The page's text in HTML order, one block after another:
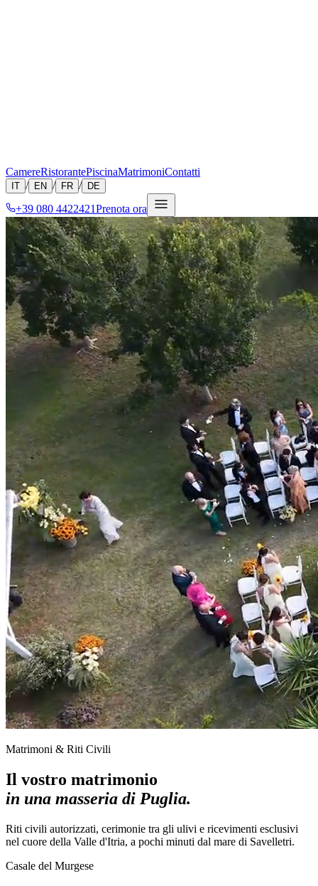
CamereRistorantePiscinaMatrimoniContatti
IT / EN / FR / DE
+39 080 4422421Prenota ora
Matrimoni & Riti Civili
Il vostro matrimonio
in una masseria di Puglia.
Riti civili autorizzati, cerimonie tra gli ulivi e ricevimenti esclusivi
nel cuore della Valle d'Itria, a pochi minuti dal mare di Savelletri.
Casale del Murgese